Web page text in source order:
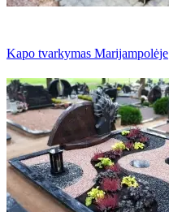
Kapo tvarkymas Marijampolėje